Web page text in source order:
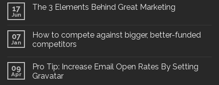
17
Jun
The 3 Elements Behind Great Marketing
07
Jan
How to compete against bigger, better-funded
competitors
09
Apr
Pro Tip: Increase Email Open Rates By Setting
Gravatar